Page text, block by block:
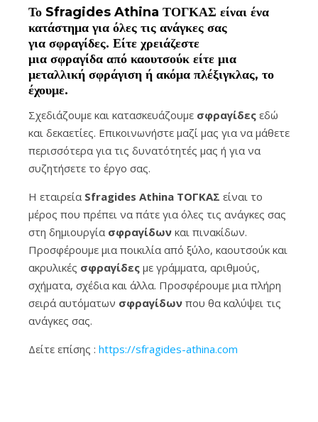
Το Sfragides Athina ΤΟΓΚΑΣ είναι ένα
κατάστημα για όλες τις ανάγκες σας
για σφραγίδες. Είτε χρειάζεστε
μια σφραγίδα από καουτσούκ είτε μια
μεταλλική σφράγιση ή ακόμα πλέξιγκλας, το
έχουμε.
Σχεδιάζουμε και κατασκευάζουμε σφραγίδες εδώ
και δεκαετίες. Επικοινωνήστε μαζί μας για να μάθετε
περισσότερα για τις δυνατότητές μας ή για να
συζητήσετε το έργο σας.
Η εταιρεία Sfragides Athina ΤΟΓΚΑΣ είναι το
μέρος που πρέπει να πάτε για όλες τις ανάγκες σας
στη δημιουργία σφραγίδων και πινακίδων.
Προσφέρουμε μια ποικιλία από ξύλο, καουτσούκ και
ακρυλικές σφραγίδες με γράμματα, αριθμούς,
σχήματα, σχέδια και άλλα. Προσφέρουμε μια πλήρη
σειρά αυτόματων σφραγίδων που θα καλύψει τις
ανάγκες σας.
Δείτε επίσης : https://sfragides-athina.com